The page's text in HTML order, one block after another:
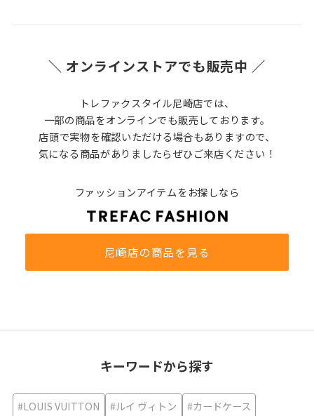
＼ オンラインストアでも販売中 ／
トレファクスタイル尼崎店では、
一部の商品をオンラインでも販売しております。
店頭で実物を確認いただける場合もありますので、
気になる商品がありましたらぜひご来店ください！
ファッションアイテムをお探しなら
尼崎店の商品を見る
キーワードから探す
#LOUIS VUITTON #ルイ ヴィトン #カードケース